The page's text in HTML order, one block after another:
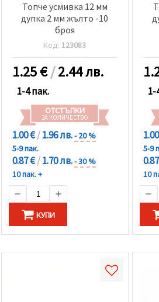
Топче усмивка 12 мм
дупка 2 мм жълто -10
броя
Код: 123083
1.25€/2.44 лв.
1-4 пак.
ОТСТЪПКИ
ЗА КОЛИЧЕСТВО
1.00 €/1.96 лв.- 20 %
5-9 пак.
0.87 €/1.70 лв.- 30 %
10 пак. +
КУПИ
1-
5-9
10